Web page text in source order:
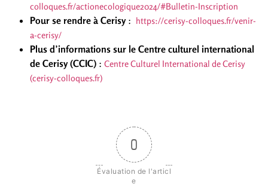
colloques.fr/actionecologique2024/#Bulletin-Inscription
Pour se rendre à Cerisy: https://cerisy-colloques.fr/venir-
a-cerisy/
Plus d’informations sur le Centre culturel international
de Cerisy (CCIC) : Centre Culturel International de Cerisy
(cerisy-colloques.fr)
0
Évaluation de l'articl
e